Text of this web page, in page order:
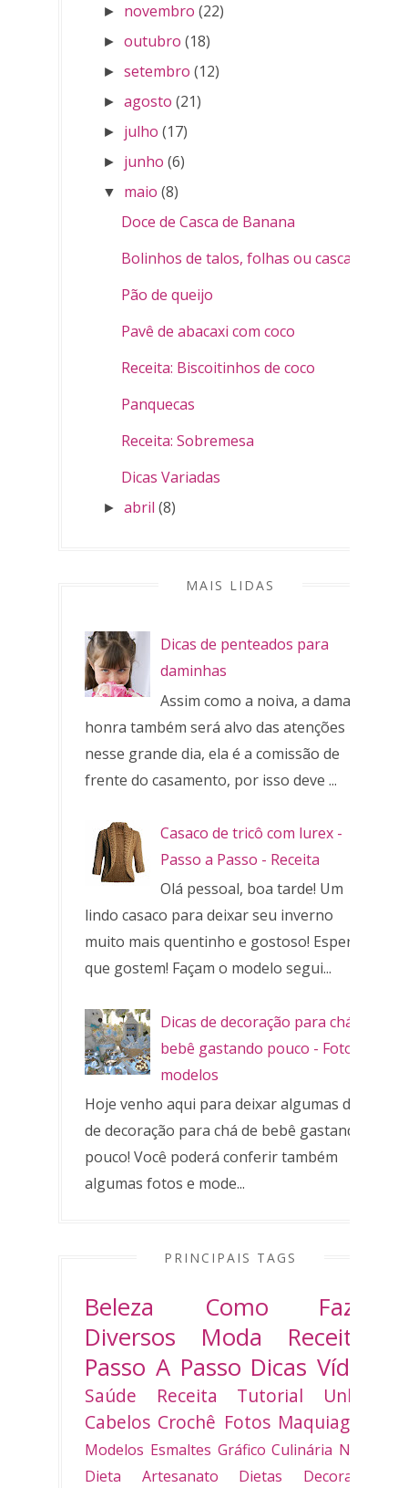
► novembro (22)
►outubro (18)
►setembro (12)
►agosto (21)
► julho (17)
► junho (6)
▼ maio (8)
Doce de Casca de Banana
Bolinhos de talos, folhas ou cascas.
Pão de queijo
Pavê de abacaxi com coco
Receita: Biscoitinhos de coco
Panquecas
Receita: Sobremesa
Dicas Variadas
►abril (8)
MAIS LIDAS
Dicas de penteados para
daminhas
Assim como a noiva, a dama de
honra também será alvo das atenções
nesse grande dia, ela é a comissão de
frente do casamento, por isso deve ...
Casaco de tricô com lurex -
Passo a Passo - Receita
Olá pessoal, boa tarde! Um
lindo casaco para deixar seu inverno
muito mais quentinho e gostoso! Espero
que gostem! Façam o modelo segui...
Dicas de decoração para chá de
bebê gastando pouco - Fotos e
modelos
Hoje venho aqui para deixar algumas dicas
de decoração para chá de bebê gastando
pouco! Você poderá conferir também
algumas fotos e mode...
PRINCIPAIS TAGS
Beleza
Como Fazer
Diversos
Moda
Receitas
Passo A Passo Dicas Vídeo
Saúde Receita Tutorial
Unhas
Cabelos Crochê Fotos Maquiagem
Modelos Esmaltes Gráfico Culinária Natal
Dieta
Artesanato Dietas Decoradas